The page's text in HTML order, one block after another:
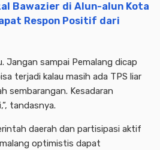
Bawazier di Alun-alun Kota
Respon Positif dari
Jangan sampai Pemalang dicap
terjadi kalau masih ada TPS liar
sembarangan. Kesadaran
tandasnya.
daerah dan partisipasi aktif
optimistis dapat